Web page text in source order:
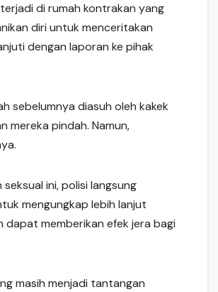
di rumah kontrakan yang
diri untuk menceritakan
dengan laporan ke pihak
sebelumnya diasuh oleh kakek
mereka pindah. Namun,
ini, polisi langsung
mengungkap lebih lanjut
dapat memberikan efek jera bagi
masih menjadi tantangan